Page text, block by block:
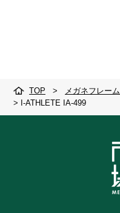
TOP > メガネフレーム
> I-ATHLETE IA-499